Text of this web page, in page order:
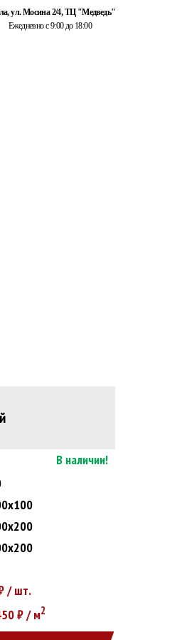
ул. Мосина 2/4, ТЦ "Медведь"
Ежедневно с 9:00 до 18:00
В наличии!
/ шт.
₽ / м2